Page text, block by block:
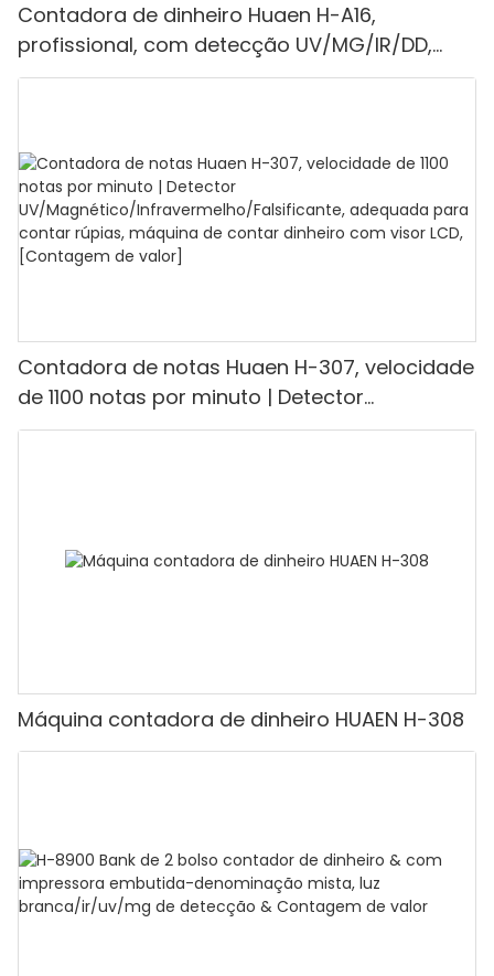
Contadora de dinheiro Huaen H-A16,
profissional, com detecção UV/MG/IR/DD,
capacidade de contagem de 1100 euros por
Contadora de notas Huaen H-307, velocidade
de 1100 notas por minuto | Detector
UV/Magnético/Infravermelho/Falsificante,
Máquina contadora de dinheiro HUAEN H-308